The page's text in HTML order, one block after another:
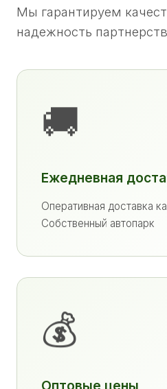
Мы гарантируем
надежность
🚚
Ежедневная
Оперативная доставка
Собственный автопарк
💰
Оптовые цены